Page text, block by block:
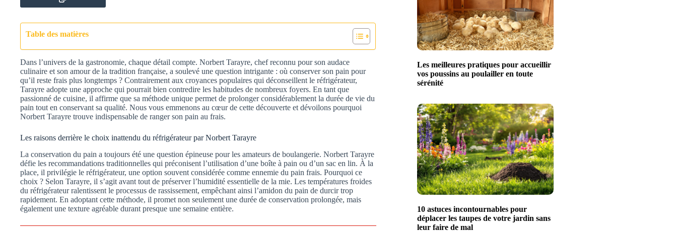
Table des matières
Dans l’univers de la gastronomie, chaque détail compte. Norbert Tarayre, chef reconnu pour son audace
culinaire et son amour de la tradition française, a soulevé une question intrigante : où conserver son pain pour
qu’il reste frais plus longtemps ? Contrairement aux croyances populaires qui déconseillent le réfrigérateur,
Tarayre adopte une approche qui pourrait bien contredire les habitudes de nombreux foyers. En tant que
passionné de cuisine, il affirme que sa méthode unique permet de prolonger considérablement la durée de vie du
pain tout en conservant sa qualité. Nous vous emmenons au cœur de cette découverte et dévoilons pourquoi
Norbert Tarayre trouve indispensable de ranger son pain au frais.
Les raisons derrière le choix inattendu du réfrigérateur par Norbert Tarayre
La conservation du pain a toujours été une question épineuse pour les amateurs de boulangerie. Norbert Tarayre
défie les recommandations traditionnelles qui préconisent l’utilisation d’une boîte à pain ou d’un sac en lin. À la
place, il privilégie le réfrigérateur, une option souvent considérée comme ennemie du pain frais. Pourquoi ce
choix ? Selon Tarayre, il s’agit avant tout de préserver l’humidité essentielle de la mie. Les températures froides
du réfrigérateur ralentissent le processus de rassissement, empêchant ainsi l’amidon du pain de durcir trop
rapidement. En adoptant cette méthode, il promet non seulement une durée de conservation prolongée, mais
également une texture agréable durant presque une semaine entière.
Les meilleures pratiques pour accueillir
vos poussins au poulailler en toute
sérénité
10 astuces incontournables pour
déplacer les taupes de votre jardin sans
leur faire de mal